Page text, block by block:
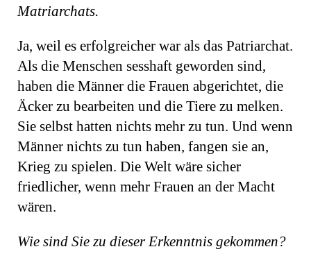
Matriarchats.
Ja, weil es erfolgreicher war als das Patriarchat.
Als die Menschen sesshaft geworden sind,
haben die Männer die Frauen abgerichtet, die
Äcker zu bearbeiten und die Tiere zu melken.
Sie selbst hatten nichts mehr zu tun. Und wenn
Männer nichts zu tun haben, fangen sie an,
Krieg zu spielen. Die Welt wäre sicher
friedlicher, wenn mehr Frauen an der Macht
wären.
Wie sind Sie zu dieser Erkenntnis gekommen?